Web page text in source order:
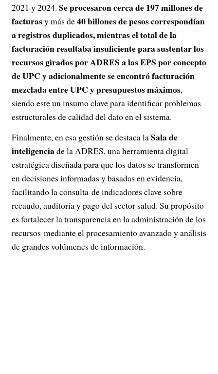
2021 y 2024. Se procesaron cerca de 197 millones de
facturasy más de40 billones de pesos correspondían
a registros duplicados, mientras el total de la
facturación resultaba insuficiente para sustentar los
recursos girados por ADRES a las EPS por concepto
de UPC y adicionalmente se encontró facturación
mezclada entre UPC y presupuestos máximos,
siendo este un insumo clave para identificar problemas
estructurales de calidad del dato en el sistema.
Finalmente, en esa gestión se destaca laSala de
inteligenciade la ADRES, una herramienta digital
estratégica diseñada para que los datos se transformen
en decisiones informadas y basadas en evidencia,
facilitando la consulta de indicadores clave sobre
recaudo, auditoría y pago del sector salud. Su propósito
es fortalecer la transparencia en la administración de los
recursos mediante el procesamiento avanzado y análisis
de grandes volúmenes de información.